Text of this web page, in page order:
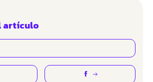
artículo